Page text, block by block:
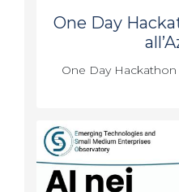
One Day
One Day Hackathon